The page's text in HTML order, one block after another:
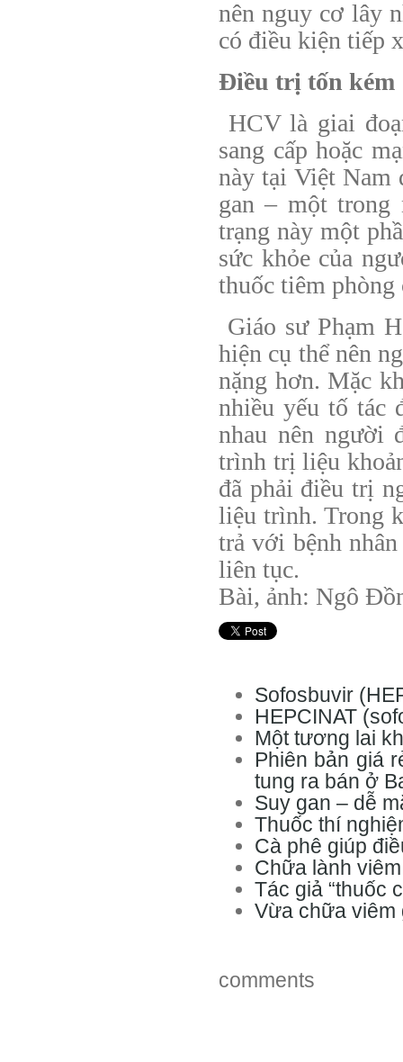
nên nguy cơ lây
có điều kiện tiếp
Điều trị tốn kém
HCV là giai
sang cấp hoặc
này tại Việt Nam
gan – một trong
trạng này một
sức khỏe của
thuốc tiêm phòng
Giáo sư Phạm
hiện cụ thể nên
nặng hơn. Mặc
nhiều yếu tố tác
nhau nên người
trình trị liệu
đã phải điều trị
liệu trình. Trong
trả với bệnh
liên tục.
Bài, ảnh: Ngô
Sofosbuvir
HEPCINAT
Một tương lai
Phiên bản giá
tung ra bán ở
Suy gan – dễ
Thuốc thí
Cà phê giúp
Chữa lành
Tác giả “thuốc
Vừa chữa viêm
comments